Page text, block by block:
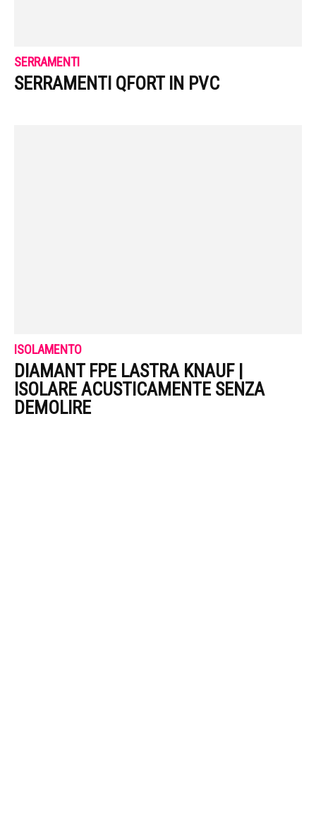
SERRAMENTI
SERRAMENTI QFORT IN PVC
ISOLAMENTO
DIAMANT FPE LASTRA KNAUF |
ISOLARE ACUSTICAMENTE SENZA
DEMOLIRE